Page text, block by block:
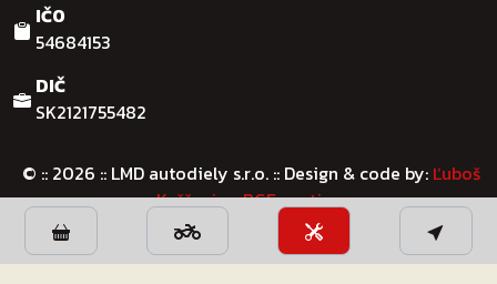
IČO
54684153
DIČ
SK2121755482
© :: 2026 :: LMD autodiely s.r.o. :: Design & code by: Ľuboš
Kaššovic - RGFcreative
Používame cookies, aby sme vám poskytli čo najlepší
zážitok z našej webovej stránky.
Odmietnuť všetky
Nastavenia cookies Close GDPR Cookie Banner